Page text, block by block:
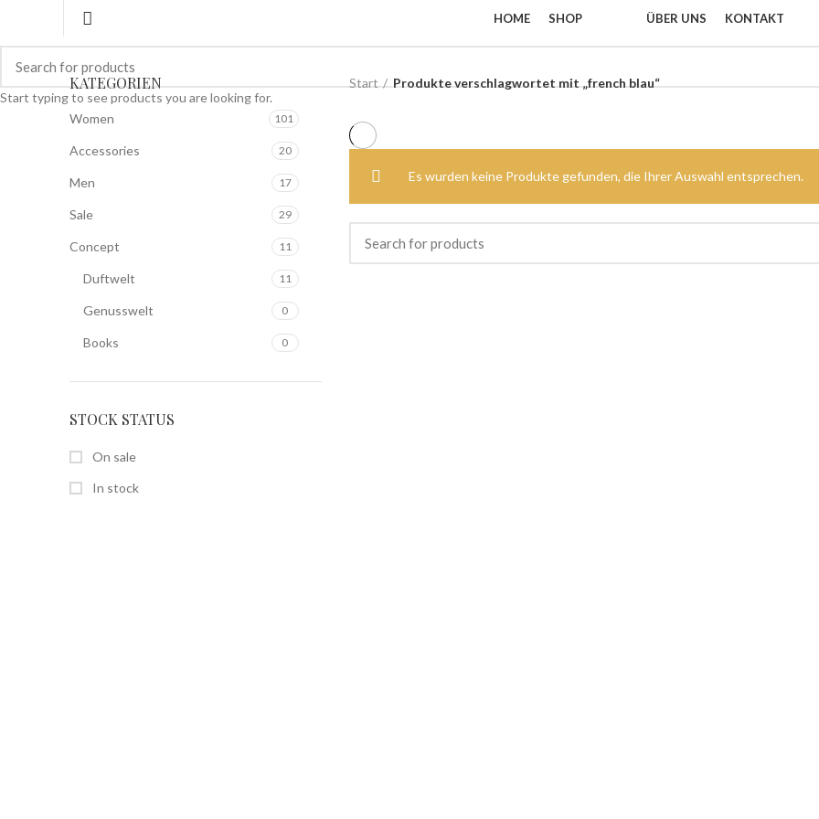
HOME SHOP ÜBER UNS KONTAKT
KATEGORIEN
Accessories 20
Concept 11
Books 0
Duftwelt 11
Genusswelt 0
Men 17
Sale 29
Women 101
STOCK STATUS
On sale
In stock
Start Produkte verschlagwortet mit „french blau“
Es wurden keine Produkte gefunden, die Ihrer Auswahl entsprechen.
Start typing to see products you are looking for.